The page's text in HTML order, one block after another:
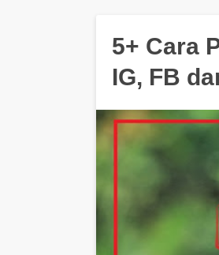
5+ Cara
IG, FB